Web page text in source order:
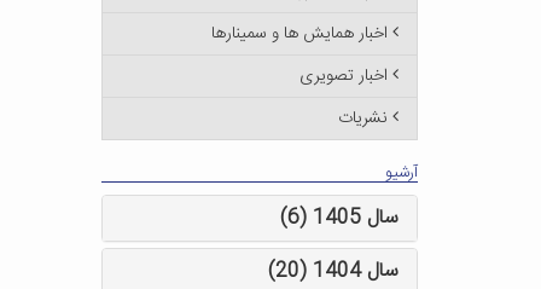
اخبار همایش ها و سمینارها
اخبار تصویری
نشریات
آرشیو
سال 1405 (6)
سال 1404 (20)